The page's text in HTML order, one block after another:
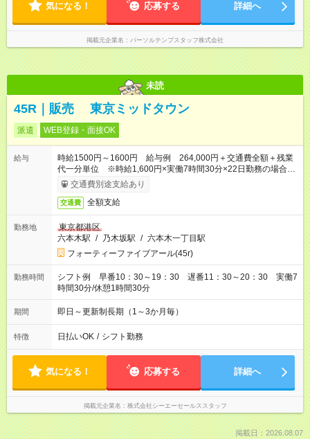
気になる！ 応募する 詳細へ
掲載元企業名 パーソルテンプスタッフ株式会社
未読
45R｜販売 東京ミッドタウン
派遣 WEB登録・面接OK
給与
時給1500円～1600円 給与例 264,000円＋交通費全額＋残業
代一分単位 ※時給1,600円×実働7時間30分×22日勤務の場合。
お時給は一例です。ご経験により異なります。
交通費別途支給あり
交通費 全額支給
勤務地
東京都港区
六本木駅 / 乃木坂駅 / 六本木一丁目駅
フォーティーファイブアール(45r)
勤務時間
シフト例 早番10：30～19：30 遅番11：30～20：30 実働7
時間30分/休憩1時間30分
期間 即日～更新制長期（1～3か月毎）
特徴 日払いOK / シフト勤務
気になる！ 応募する 詳細へ
掲載元企業名 株式会社シーエーセールススタッフ
掲載日：2026.08.07